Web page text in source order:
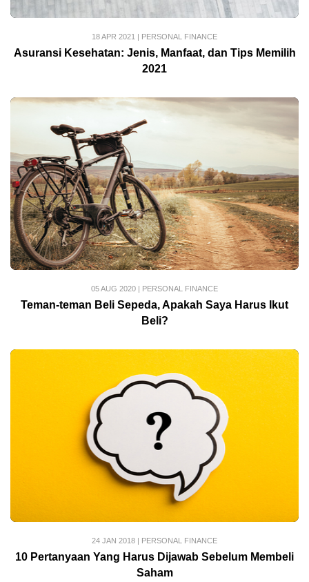
18 APR 2021 | PERSONAL FINANCE
Asuransi Kesehatan: Jenis, Manfaat, dan Tips Memilih
2021
05 AUG 2020 | PERSONAL FINANCE
Teman-teman Beli Sepeda, Apakah Saya Harus Ikut
Beli?
24 JAN 2018 | PERSONAL FINANCE
10 Pertanyaan Yang Harus Dijawab Sebelum Membeli
Saham